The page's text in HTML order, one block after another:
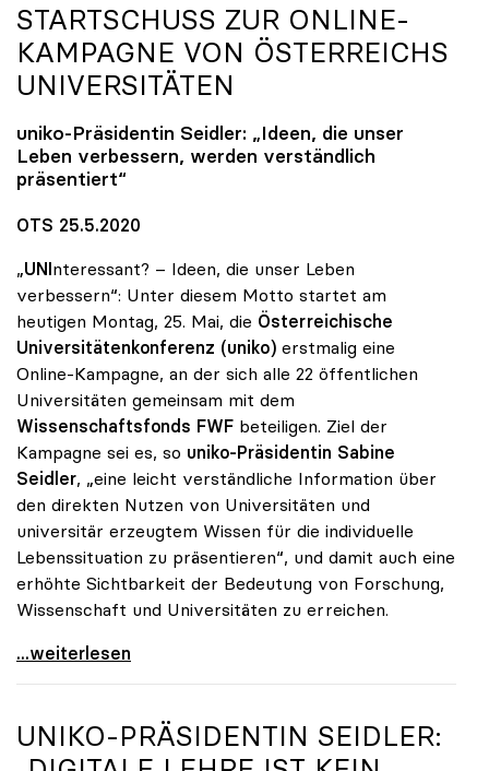
STARTSCHUSS ZUR ONLINE-
KAMPAGNE VON ÖSTERREICHS
UNIVERSITÄTEN
uniko-Präsidentin Seidler: „Ideen, die unser
Leben verbessern, werden verständlich
präsentiert“
OTS 25.5.2020
„UNInteressant? – Ideen, die unser Leben
verbessern“: Unter diesem Motto startet am
heutigen Montag, 25. Mai, die Österreichische
Universitätenkonferenz (uniko) erstmalig eine
Online-Kampagne, an der sich alle 22 öffentlichen
Universitäten gemeinsam mit dem
Wissenschaftsfonds FWF beteiligen. Ziel der
Kampagne sei es, so uniko-Präsidentin Sabine
Seidler, „eine leicht verständliche Information über
den direkten Nutzen von Universitäten und
universitär erzeugtem Wissen für die individuelle
Lebenssituation zu präsentieren“, und damit auch eine
erhöhte Sichtbarkeit der Bedeutung von Forschung,
Wissenschaft und Universitäten zu erreichen.
Startschuss zur Online-Kampagne von Österreichs
...weiterlesen
UNIKO-PRÄSIDENTIN SEIDLER: